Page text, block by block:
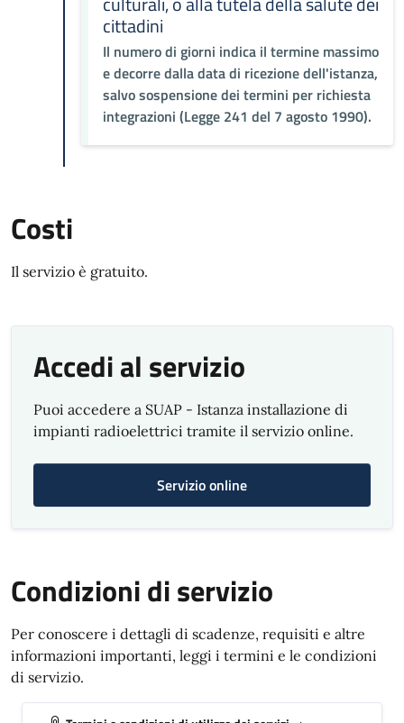
cittadini
Il numero di giorni indica il termine massimo
e decorre dalla data di ricezione dell'istanza,
salvo sospensione dei termini per richiesta
integrazioni (Legge 241 del 7 agosto 1990).
Costi
Il servizio è gratuito.
Accedi al servizio
Puoi accedere a SUAP - Istanza installazione di
impianti radioelettrici tramite il servizio online.
Servizio online
Condizioni di servizio
Per conoscere i dettagli di scadenze, requisiti e altre
informazioni importanti, leggi i termini e le condizioni
di servizio.